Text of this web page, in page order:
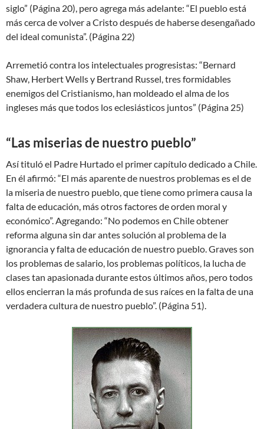
siglo” (Página 20), pero agrega más adelante: “El pueblo está
más cerca de volver a Cristo después de haberse desengañado
del ideal comunista”. (Página 22)
Arremetió contra los intelectuales progresistas: “Bernard
Shaw, Herbert Wells y Bertrand Russel, tres formidables
enemigos del Cristianismo, han moldeado el alma de los
ingleses más que todos los eclesiásticos juntos” (Página 25)
“Las miserias de nuestro pueblo”
Así tituló el Padre Hurtado el primer capítulo dedicado a Chile.
En él afirmó: “El más aparente de nuestros problemas es el de
la miseria de nuestro pueblo, que tiene como primera causa la
falta de educación, más otros factores de orden moral y
económico”. Agregando: “No podemos en Chile obtener
reforma alguna sin dar antes solución al problema de la
ignorancia y falta de educación de nuestro pueblo. Graves son
los problemas de salario, los problemas políticos, la lucha de
clases tan apasionada durante estos últimos años, pero todos
ellos encierran la más profunda de sus raíces en la falta de una
verdadera cultura de nuestro pueblo”. (Página 51).